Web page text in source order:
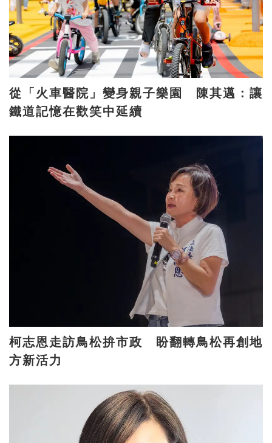
從「火車醫院」變身親子樂園 陳其邁：讓
鐵道記憶在歡笑中延續
柯志恩走訪鳥松拚市政 盼翻轉鳥松再創地
方新活力